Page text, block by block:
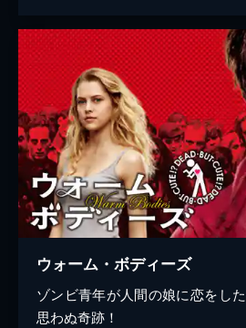
ウォーム・ボディーズ
ゾンビ青年が人間の娘に恋をし
思わぬ奇跡！